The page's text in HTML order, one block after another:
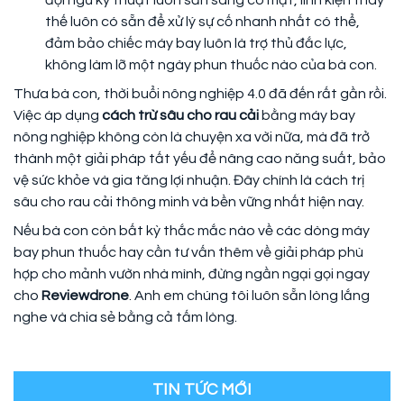
thế luôn có sẵn để xử lý sự cố nhanh nhất có thể,
đảm bảo chiếc máy bay luôn là trợ thủ đắc lực,
không làm lỡ một ngày phun thuốc nào của bà con.
Thưa bà con, thời buổi nông nghiệp 4.0 đã đến rất gần rồi.
Việc áp dụng cách trừ sâu cho rau cải bằng máy bay
nông nghiệp không còn là chuyện xa vời nữa, mà đã trở
thành một giải pháp tất yếu để nâng cao năng suất, bảo
vệ sức khỏe và gia tăng lợi nhuận. Đây chính là cách trị
sâu cho rau cải thông minh và bền vững nhất hiện nay.
Nếu bà con còn bất kỳ thắc mắc nào về các dòng máy
bay phun thuốc hay cần tư vấn thêm về giải pháp phù
hợp cho mảnh vườn nhà mình, đừng ngần ngại gọi ngay
cho Reviewdrone . Anh em chúng tôi luôn sẵn lòng lắng
nghe và chia sẻ bằng cả tấm lòng.
TIN TỨC MỚI